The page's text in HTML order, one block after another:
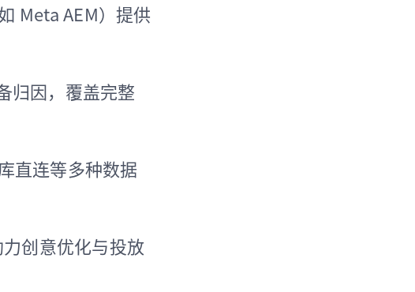
Meta AEM）提供
归因，覆盖完整
直连等多种数据
创意优化与投放